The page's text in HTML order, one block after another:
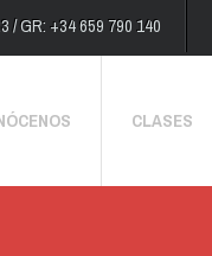
/ GR: +34 659 790 140
CLASES